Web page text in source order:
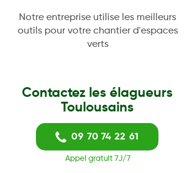
Notre entreprise utilise les meilleurs
outils pour votre chantier d'espaces
verts
Contactez les élagueurs
Toulousains
09 70 74 22 61
Appel gratuit 7J/7